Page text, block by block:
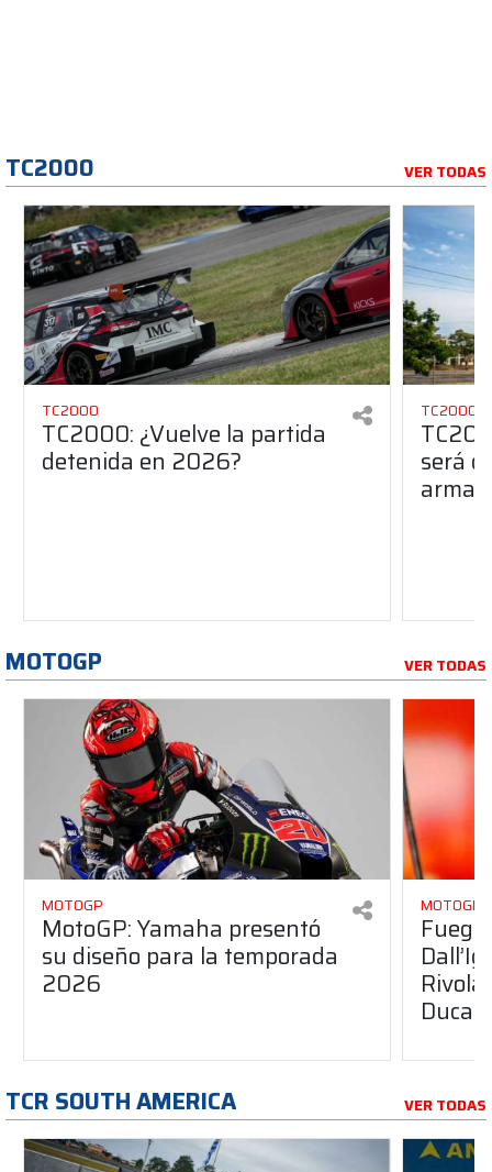
TC2000 VER TODAS
TC2000
TC2000: ¿Vuelve la partida
detenida en 2026?
TC2000
será
MOTOGP VER TODAS
MOTOGP
MotoGP: Yamaha presentó
su diseño para la temporada
2026
MOTOGP
Ducati
TCR SOUTH AMERICA VER TODAS